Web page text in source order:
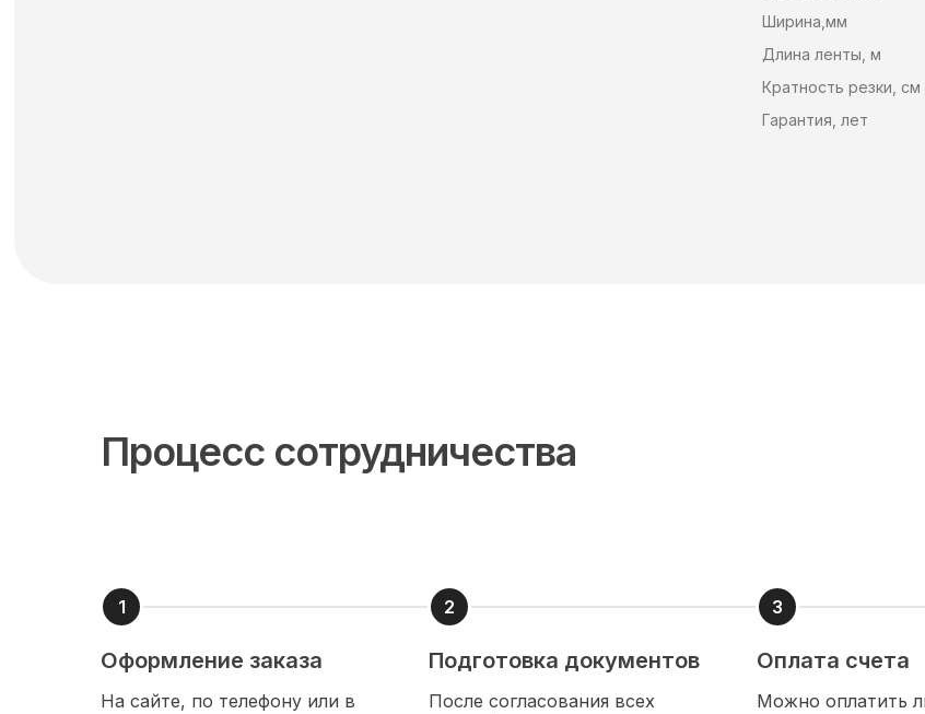
Ширина,мм
Длина ленты, м
Кратность резки, см
Гарантия, лет
Процесс сотрудничества
Оформление заказа
На сайте, по телефону или в
Подготовка документов
После согласования всех
Оплата счета
Можно оплатить